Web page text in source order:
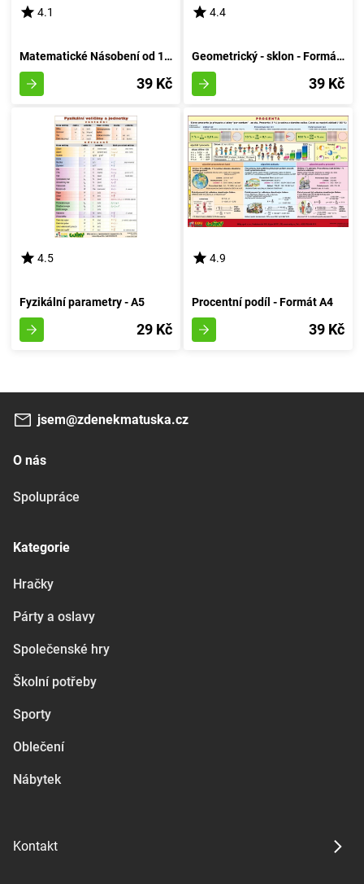
4.1
Matematické Násobení od 1 do 10 - A4
39 Kč
4.4
Geometrický - sklon - Formát A4
39 Kč
4.5
Fyzikální parametry - A5
29 Kč
4.9
Procentní podíl - Formát A4
39 Kč
jsem@zdenekmatuska.cz
O nás
Spolupráce
Kategorie
Hračky
Párty a oslavy
Společenské hry
Školní potřeby
Sporty
Oblečení
Nábytek
Kontakt